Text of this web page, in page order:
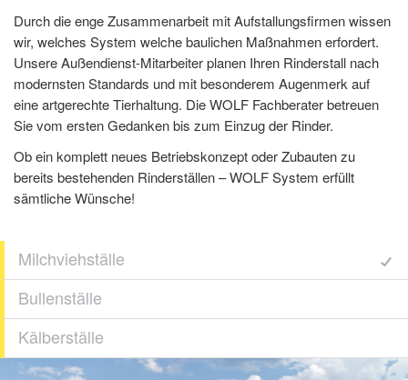
Durch die enge Zusammenarbeit mit Aufstallungsfirmen wissen
wir, welches System welche baulichen Maßnahmen erfordert.
Unsere Außendienst-Mitarbeiter planen Ihren Rinderstall nach
modernsten Standards und mit besonderem Augenmerk auf
eine artgerechte Tierhaltung. Die WOLF Fachberater betreuen
Sie vom ersten Gedanken bis zum Einzug der Rinder.
Ob ein komplett neues Betriebskonzept oder Zubauten zu
bereits bestehenden Rinderställen – WOLF System erfüllt
sämtliche Wünsche!
Milchviehställe
Bullenställe
Kälberställe